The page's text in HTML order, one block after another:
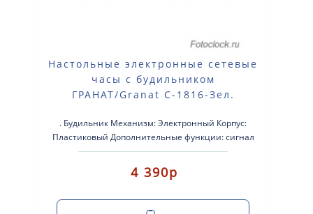
Настольные электронные сетевые
часы с будильником
ГРАНАТ/Granat С-1816-Зел.
. Будильник Механизм: Электронный Корпус:
Пластиковый Дополнительные функции: сигнал
beep Размер: 220-80-70 мм. ..
4 390р